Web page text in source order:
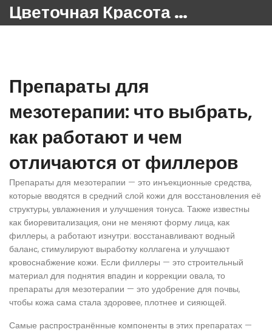
Цветочная Красота 24
Препараты для
мезотерапии: что выбрать,
как работают и чем
отличаются от филлеров
Препараты для мезотерапии — это инъекционные средства,
которые вводятся в средний слой кожи для восстановления её
структуры, увлажнения и улучшения тонуса. Также известны
как биоревитализация, они не меняют форму лица, как
филлеры, а работают изнутри: восстанавливают водный
баланс, стимулируют выработку коллагена и улучшают
кровоснабжение кожи. Если филлеры — это строительный
материал для поднятия впадин и коррекции овала, то
препараты для мезотерапии — это удобрение для почвы,
чтобы кожа сама стала здоровее, плотнее и сияющей.
Самые распространённые компоненты в этих препаратах —